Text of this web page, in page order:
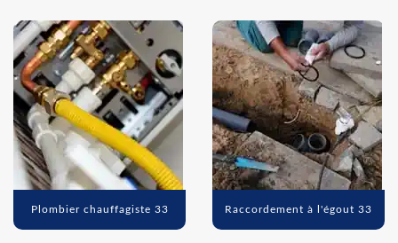
Plombier chauffagiste 33 Raccordement à l'égout 33